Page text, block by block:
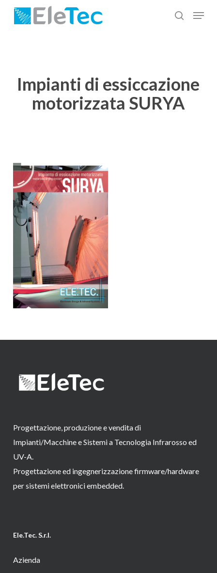
Salta
cerca
Menu
Impianti di essiccazione
motorizzata SURYA
Progettazione, produzione e vendita di
Impianti/Macchine e Sistemi a Tecnologia Infrarosso ed
UV-A.
Progettazione ed ingegnerizzazione firmware/hardware
per sistemi elettronici embedded.
Ele.Tec. S.r.l.
Azienda